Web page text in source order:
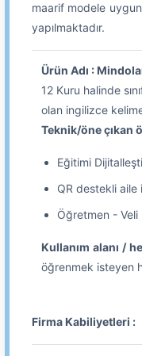
maarif modele
yapılmaktadır.
Ürün Adı :
12 Kuru halinde
olan ingilizce
Teknik/öne çıkan
Eğitimi
QR destekli aile
Öğretmen -
Kullanım alanı /
öğrenmek isteyen
Firma Kabiliyetleri :